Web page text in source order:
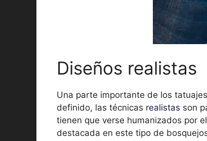
Diseños realistas
Una parte importante de los
definido, las técnicas realistas son
tienen que verse humanizados por
destacada en este tipo de